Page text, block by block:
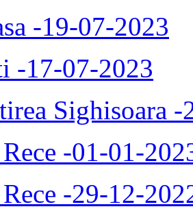
-19-07-2023
-17-07-2023
Sighisoara -
-01-01-
-29-12-